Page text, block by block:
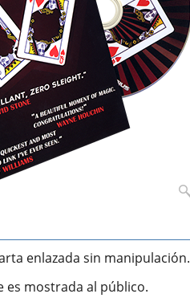
enlazada sin manipulación.
es mostrada al público.